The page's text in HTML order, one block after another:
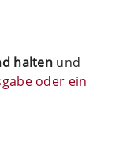
halten und
oder ein